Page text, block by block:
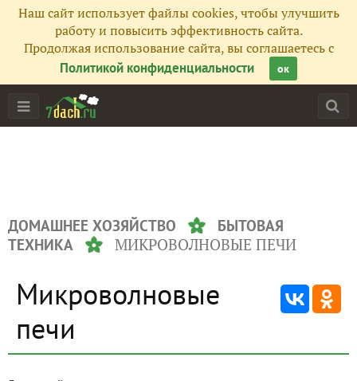
Наш сайт использует файлы cookies, чтобы улучшить
работу и повысить эффективность сайта.
Продолжая использование сайта, вы соглашаетесь с
Политикой конфиденциальности
ок
ДОМАШНЕЕ ХОЗЯЙСТВО
БЫТОВАЯ
ТЕХНИКА
МИКРОВОЛНОВЫЕ ПЕЧИ
Микроволновые
печи